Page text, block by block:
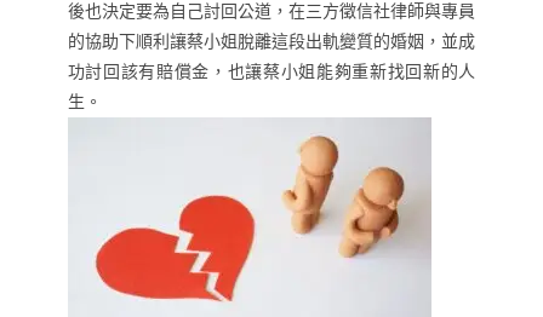
後也決定要為自己討回公道，在三方徵信社律師與專員
的協助下順利讓蔡小姐脫離這段出軌變質的婚姻，並成
功討回該有賠償金，也讓蔡小姐能夠重新找回新的人
生。